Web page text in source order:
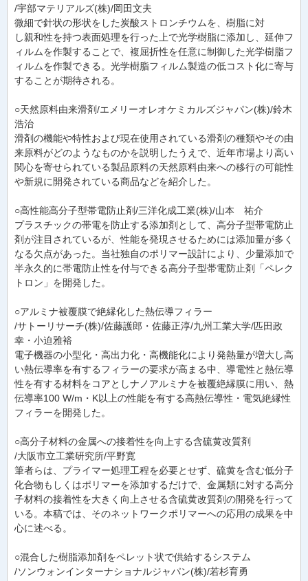
/宇部マテリアルズ(株)/岡田文夫
微細で針状の形状をした炭酸ストロンチウムを、樹脂に対
し親和性を持つ表面処理を行った上で光学樹脂に添加し、延伸フ
ィルムを作製することで、複屈折性を任意に制御した光学樹脂フ
ィルムを作製できる。光学樹脂フィルム製造の低コスト化に寄与
することが期待される。
○天然原料由来滑剤/エメリーオレオケミカルズジャパン(株)/鈴木
浩治
滑剤の機能や特性および現在使用されている滑剤の種類やその由
来原料がどのようなものかを説明したうえで、近年市場より高い
関心を寄せられている製品原料の天然原料由来への移行の可能性
や新規に開発されている商品などを紹介した。
○高性能高分子型帯電防止剤/三洋化成工業(株)/山本 祐介
プラスチックの帯電を防止する添加剤として、高分子型帯電防止
剤が注目されているが、性能を発現させるためには添加量が多く
なる欠点があった。当社独自のポリマー設計により、少量添加で
半永久的に帯電防止性を付与できる高分子型帯電防止剤「ペレク
トロン」を開発した。
○アルミナ被覆膜で絶縁化した熱伝導フィラー
/サトーリサーチ(株)/佐藤護郎・佐藤正淳/九州工業大学/匹田政
幸・小迫雅裕
電子機器の小型化・高出力化・高機能化により発熱量が増大し高
い熱伝導率を有するフィラーの要求が高まる中、導電性と熱伝導
性を有する材料をコアとしナノアルミナを被覆絶縁膜に用い、熱
伝導率100 W/m・K以上の性能を有する高熱伝導性・電気絶縁性
フィラーを開発した。
○高分子材料の金属への接着性を向上する含硫黄改質剤
/大阪市立工業研究所/平野寛
筆者らは、プライマー処理工程を必要とせず、硫黄を含む低分子
化合物もしくはポリマーを添加するだけで、金属類に対する高分
子材料の接着性を大きく向上させる含硫黄改質剤の開発を行って
いる。本稿では、そのネットワークポリマーへの応用の成果を中
心に述べる。
○混合した樹脂添加剤をペレット状で供給するシステム
/ソンウォンインターナショナルジャパン(株)/若杉育勇